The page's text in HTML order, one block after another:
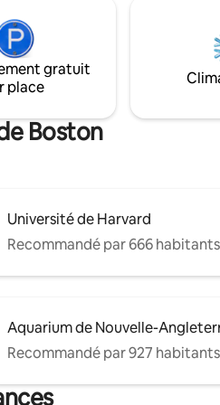
salle
d'une
d'un
avec
pendant que vous
famille ou découvrez
aimons. Quelle que soit la raison de votre
venue à Boston, nous
gratuit
place
Boston
Université de Harvard
Recommandé par 666 habitants
Aquarium de Nouvelle-
Recommandé par 927 habitants